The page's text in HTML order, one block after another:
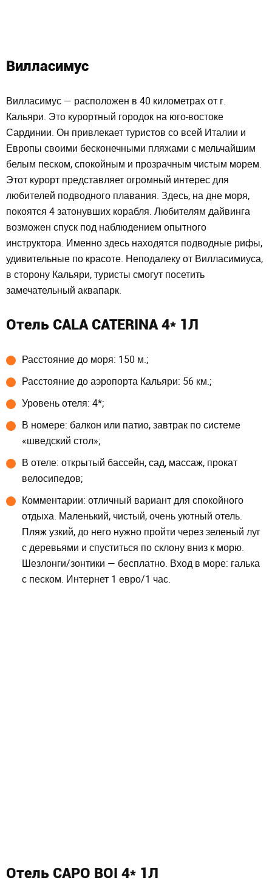
Вилласимус
Вилласимус — расположен в 40 километрах от г.
Кальяри. Это курортный городок на юго-востоке
Сардинии. Он привлекает туристов со всей Италии и
Европы своими бесконечными пляжами с мельчайшим
белым песком, спокойным и прозрачным чистым морем.
Этот курорт представляет огромный интерес для
любителей подводного плавания. Здесь, на дне моря,
покоятся 4 затонувших корабля. Любителям дайвинга
возможен спуск под наблюдением опытного
инструктора. Именно здесь находятся подводные рифы,
удивительные по красоте. Неподалеку от Вилласимиуса,
в сторону Кальяри, туристы смогут посетить
замечательный аквапарк.
Отель CALA CATERINA 4* 1Л
Расстояние до моря: 150 м.;
Расстояние до аэропорта Кальяри: 56 км.;
Уровень отеля: 4*;
В номере: балкон или патио, завтрак по системе
«шведский стол»;
В отеле: открытый бассейн, сад, массаж, прокат
велосипедов;
Комментарии: отличный вариант для спокойного
отдыха. Маленький, чистый, очень уютный отель.
Пляж узкий, до него нужно пройти через зеленый луг
с деревьями и спуститься по склону вниз к морю.
Шезлонги/зонтики — бесплатно. Вход в море: галька
с песком. Интернет 1 евро/1 час.
Отель CAPO BOI 4* 1Л